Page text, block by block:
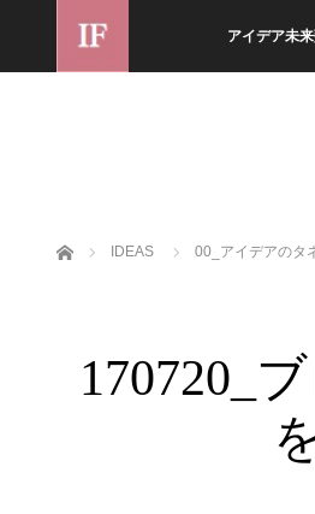
アイデア未
ホーム IDEAS 00_アイデアのタ
170720_